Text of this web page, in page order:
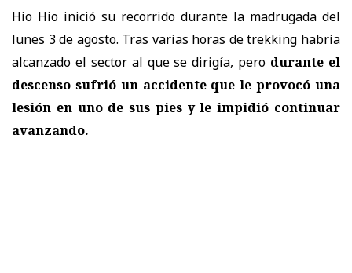
Hio Hio inició su recorrido durante la madrugada del
lunes 3 de agosto. Tras varias horas de trekking habría
alcanzado el sector al que se dirigía, pero durante el
descenso sufrió un accidente que le provocó una
lesión en uno de sus pies y le impidió continuar
avanzando.